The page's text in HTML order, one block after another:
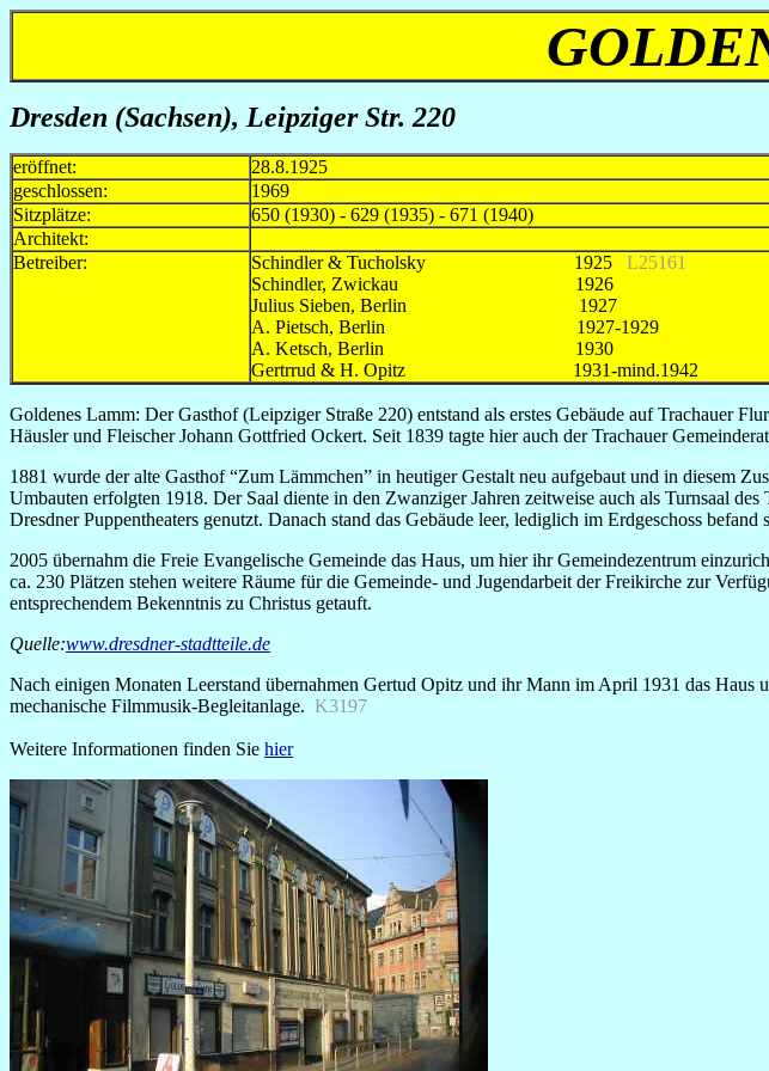
Dresden (Sachsen), Leipziger Str. 220
eröffnet:
28.8.1925
geschlossen:
1969
Sitzplätze:
650 (1930) - 629 (1935) - 671 (1940)
Architekt:
Betreiber:
Schindler & Tucholsky 1925 L25161
Schindler, Zwickau 1926
Julius Sieben, Berlin 1927
A. Pietsch, Berlin 1927-1929
A. Ketsch, Berlin 1930
Gertrrud & H. Opitz 1931-mind.1942
Goldenes Lamm: Der Gasthof (Leipziger Straße 220) entstand als erstes Gebäude auf Trachauer
Häusler und Fleischer Johann Gottfried Ockert. Seit 1839 tagte hier auch der Trachauer
1881 wurde der alte Gasthof “Zum Lämmchen” in heutiger Gestalt neu aufgebaut und in diesem
Umbauten erfolgten 1918. Der Saal diente in den Zwanziger Jahren zeitweise auch als Turnsaal
Dresdner Puppentheaters genutzt. Danach stand das Gebäude leer, lediglich im Erdgeschoss befand
2005 übernahm die Freie Evangelische Gemeinde das Haus, um hier ihr Gemeindezentrum
ca. 230 Plätzen stehen weitere Räume für die Gemeinde- und Jugendarbeit der Freikirche zur
entsprechendem Bekenntnis zu Christus getauft.
Quelle:www.dresdner-stadtteile.de
Nach einigen Monaten Leerstand übernahmen Gertud Opitz und ihr Mann im April 1931 das
mechanische Filmmusik-Begleitanlage. K3197
Weitere Informationen finden Sie hier